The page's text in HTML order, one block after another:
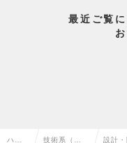
最近ご覧
ハイ 技術系（機 設計・